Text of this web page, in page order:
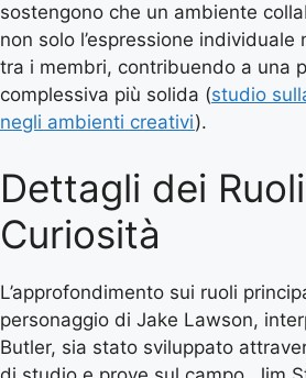
sostengono che un ambiente
non solo l’espressione individuale
tra i membri, contribuendo a una
complessiva più solida (studio
negli ambienti creativi).
Dettagli dei
Curiosità
L’approfondimento sui ruoli
personaggio di Jake Lawson,
Butler, sia stato sviluppato